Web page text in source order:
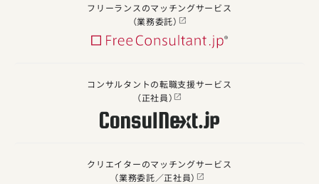
フリーランスのマッチングサービス
（業務委託）
コンサルタントの転職支援サービス
（正社員）
クリエイターのマッチングサービス
（業務委託／正社員）